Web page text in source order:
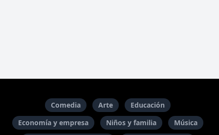
Comedia Arte
Educación
Economía y empresa
Niños y familia
Música